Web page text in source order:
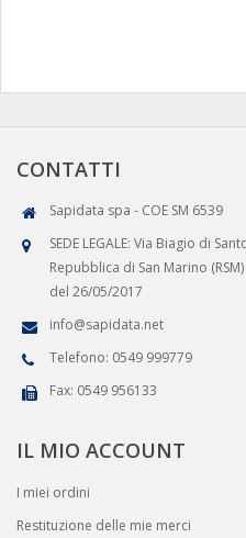
CONTATTI
Sapidata spa - COE SM 6539
SEDE LEGALE: Via Biagio di
Repubblica di San Marino
del 26/05/2017
info@sapidata.net
Telefono: 0549 999779
Fax: 0549 956133
IL MIO ACCOUNT
I miei ordini
Restituzione delle mie merci